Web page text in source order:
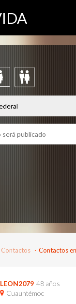
Contactos Contactos
LEON2079 48 años
Cuauhtémoc